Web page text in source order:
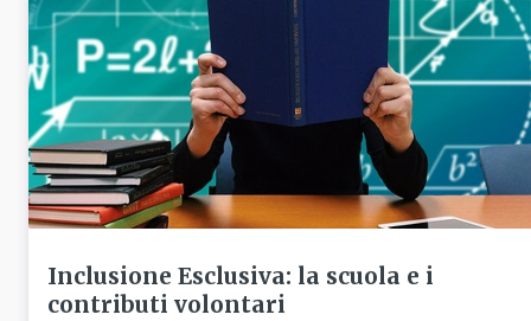
Inclusione Esclusiva: la scuola e i
contributi volontari